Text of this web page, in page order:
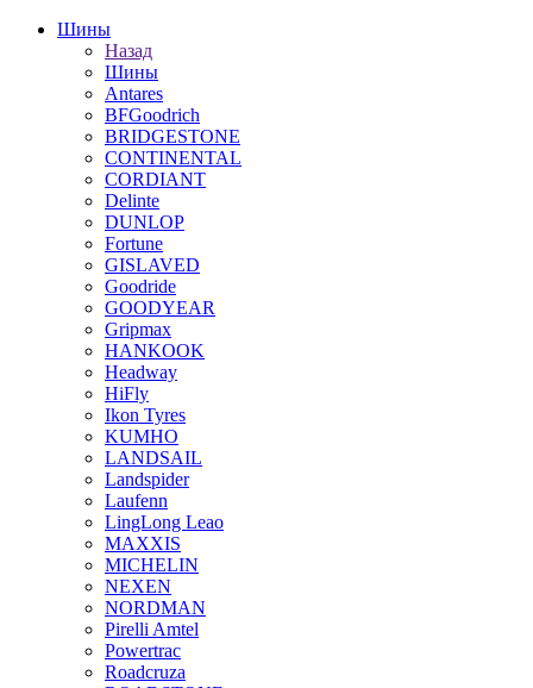
Шины
Назад
Шины
Antares
BFGoodrich
BRIDGESTONE
CONTINENTAL
CORDIANT
Delinte
DUNLOP
Fortune
GISLAVED
Goodride
GOODYEAR
Gripmax
HANKOOK
Headway
HiFly
Ikon Tyres
KUMHO
LANDSAIL
Landspider
Laufenn
LingLong Leao
MAXXIS
MICHELIN
NEXEN
NORDMAN
Pirelli Amtel
Powertrac
Roadcruza